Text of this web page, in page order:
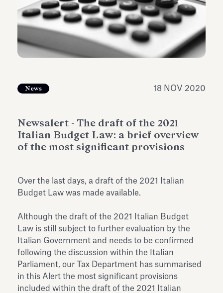
Fondazione Torlonia inaugura la
mostra Marmora Romana
ampliando gli spazi espositivi
EcoVadis
News 18 NOV 2020
Newsalert - The draft of the 2021
Italian Budget Law: a brief overview
of the most significant provisions
Over the last days, a draft of the 2021 Italian
Budget Law was made available.
Although the draft of the 2021 Italian Budget
Law is still subject to further evaluation by the
Italian Government and needs to be confirmed
following the discussion within the Italian
Parliament, our Tax Department has summarised
in this Alert the most significant provisions
included within the draft of the 2021 Italian